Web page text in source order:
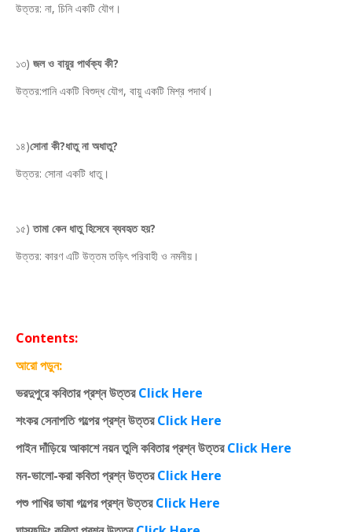
উত্তর: না, চিনি একটি যৌগ।
১৩) জল ও বায়ুর পার্থক্য কী?
উত্তর:পানি একটি বিশুদ্ধ যৌগ, বায়ু একটি মিশ্র পদার্থ।
১৪)সোনা কী?ধাতু না অধাতু?
উত্তর: সোনা একটি ধাতু।
১৫)তামা কেন ধাতু হিসেবে ব্যবহৃত হয়?
উত্তর: কারণ এটি উত্তম তড়িৎ পরিবাহী ও নমনীয়।
Contents:
আরো পড়ুন:
ভরদুপুরে কবিতার প্রশ্ন উত্তরClick Here
শংকর সেনাপতি গল্পের প্রশ্ন উত্তরClick Here
পাইন দাঁড়িয়ে আকাশে নয়ন তুলি কবিতার প্রশ্ন উত্তরClick Here
মন-ভালো-করা কবিতা প্রশ্ন উত্তরClick Here
পশু পাখির ভাষা গল্পের প্রশ্ন উত্তরClick Here